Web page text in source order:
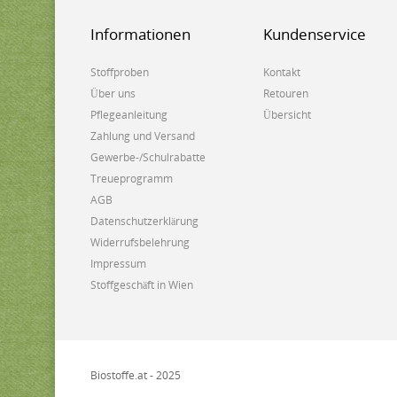
Informationen
Stoffproben
Über uns
Pflegeanleitung
Zahlung und Versand
Gewerbe-/Schulrabatte
Treueprogramm
AGB
Datenschutzerklärung
Widerrufsbelehrung
Impressum
Stoffgeschäft in Wien
Kundenservice
Kontakt
Retouren
Übersicht
Biostoffe.at - 2025